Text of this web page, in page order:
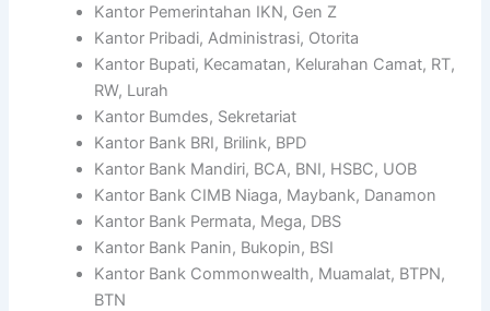
Kantor Pemerintahan IKN, Gen Z
Kantor Pribadi, Administrasi, Otorita
Kantor Bupati, Kecamatan, Kelurahan Camat, RT,
RW, Lurah
Kantor Bumdes, Sekretariat
Kantor Bank BRI, Brilink, BPD
Kantor Bank Mandiri, BCA, BNI, HSBC, UOB
Kantor Bank CIMB Niaga, Maybank, Danamon
Kantor Bank Permata, Mega, DBS
Kantor Bank Panin, Bukopin, BSI
Kantor Bank Commonwealth, Muamalat, BTPN,
BTN